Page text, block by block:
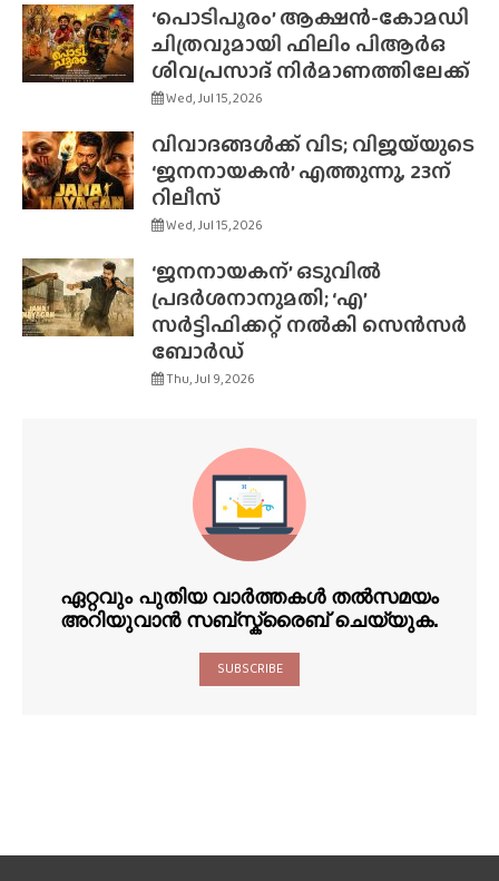
‘പൊടിപൂരം’ ആക്ഷൻ-കോമഡി
ചിത്രവുമായി ഫിലിം പിആർഒ
ശിവപ്രസാദ് നിർമാണത്തിലേക്ക്
Wed, Jul 15, 2026
വിവാദങ്ങൾക്ക് വിട; വിജയ്‌യുടെ
‘ജനനായകൻ’ എത്തുന്നു, 23ന്
റിലീസ്
Wed, Jul 15, 2026
‘ജനനായകന്’ ഒടുവിൽ
പ്രദർശനാനുമതി; ‘എ’
സർട്ടിഫിക്കറ്റ് നൽകി സെൻസർ
ബോർഡ്
Thu, Jul 9, 2026
ഏറ്റവും പുതിയ വാർത്തകൾ തൽസമയം
അറിയുവാൻ സബ്സ്ക്രൈബ് ചെയ്യുക.
SUBSCRIBE